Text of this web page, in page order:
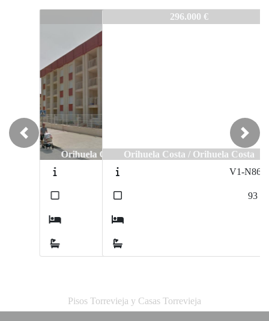
Orihuela Costa / Orihuela Costa
Previous Next
Pisos Torrevieja y Casas Torrevieja